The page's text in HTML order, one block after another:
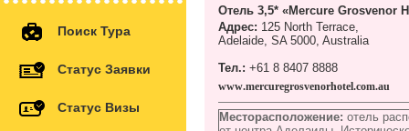
Поиск Тура
Статус Заявки
Статус Визы
Отель 3,5* «Mercure Grosvenor
Адрес: 125 North Terrace,
Adelaide, SA 5000, Australia
Тел.: +61 8 8407 8888
www.mercuregrosvenorhotel.com.au
Месторасположение: отель